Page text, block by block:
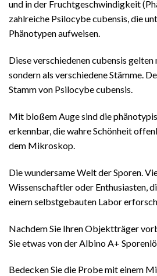
und in der Fruchtgeschwindigkeit
zahlreiche Psilocybe cubensis, die
Phänotypen aufweisen.
Diese verschiedenen cubensis
sondern als verschiedene Stämme.
Stamm von Psilocybe cubensis.
Mit bloßem Auge sind die
erkennbar, die wahre Schönheit
dem Mikroskop.
Die wundersame Welt der Sporen.
Wissenschaftler oder Enthusiasten,
einem selbstgebauten Labor
Nachdem Sie Ihren Objektträger
Sie etwas von der Albino A+
Bedecken Sie die Probe mit einem